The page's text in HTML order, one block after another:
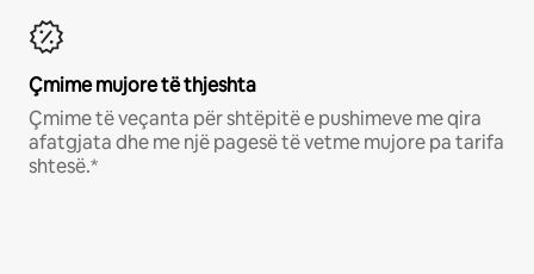
Çmime mujore të thjeshta
Çmime të veçanta për shtëpitë e pushimeve me qira
afatgjata dhe me një pagesë të vetme mujore pa tarifa
shtesë.*